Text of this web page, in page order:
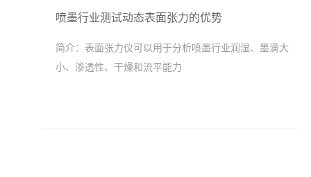
喷墨行业测试动态表面张力的优势
简介： 表面张力仪可以用于分析喷墨行业润湿、墨滴大
小、渗透性、干燥和流平能力